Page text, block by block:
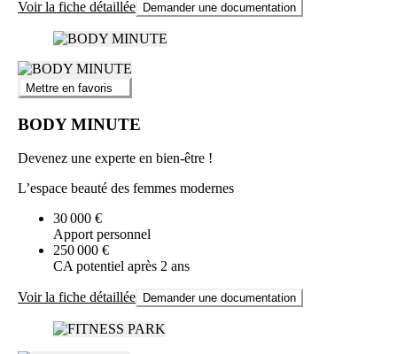
Voir la fiche détaillée Demander une documentation
Mettre en favoris
BODY MINUTE
Devenez une experte en bien-être !
L’espace beauté des femmes modernes
30 000 €
Apport personnel
250 000 €
CA potentiel après 2 ans
Voir la fiche détaillée Demander une documentation